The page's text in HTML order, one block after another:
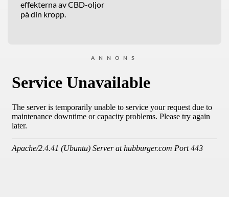
effekterna av CBD-oljor
på din kropp.
ANNONS